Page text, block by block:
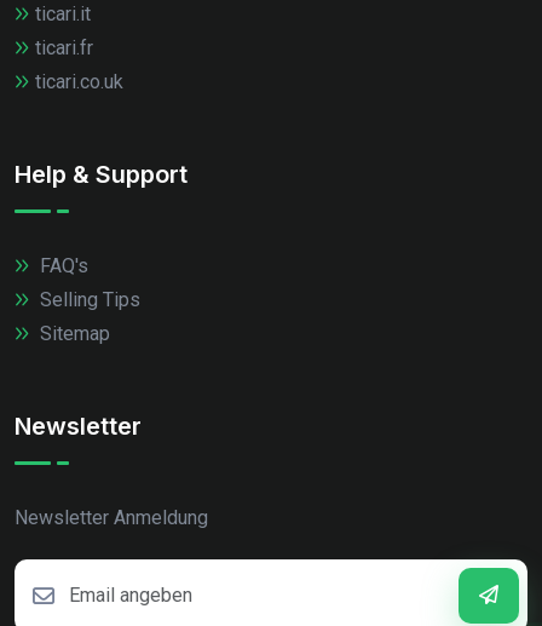
ticari.it
ticari.fr
ticari.co.uk
Help & Support
FAQ's
Selling Tips
Sitemap
Newsletter
Newsletter Anmeldung